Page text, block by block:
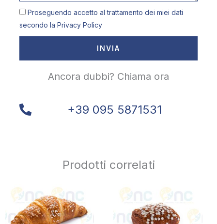
Proseguendo accetto al trattamento dei miei dati
secondo la Privacy Policy
INVIA
Ancora dubbi? Chiama ora
+39 095 5871531
Prodotti correlati